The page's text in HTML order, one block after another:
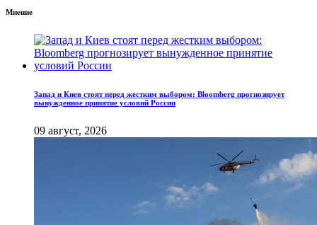
Мнение
Запад и Киев стоят перед жестким выбором: Bloomberg прогнозирует
вынужденное принятие условий России
09 август, 2026